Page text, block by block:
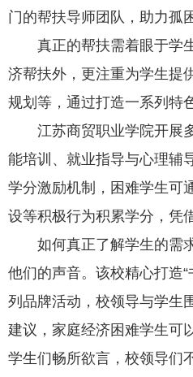
门的帮扶导师团队，助力孤
真正的帮扶需着眼于学
济帮扶外，更注重为学生提
规划等，通过打造一系列特
江苏商贸职业学院开展
能培训、就业指导与心理辅
学分激励机制，困难学生可
设等积极行为积累学分，凭
如何真正了解学生的需
他们的声音。该校精心打造“
列品牌活动，校领导与学生
建议，家庭经济困难学生可
学生们畅所欲言，校领导们